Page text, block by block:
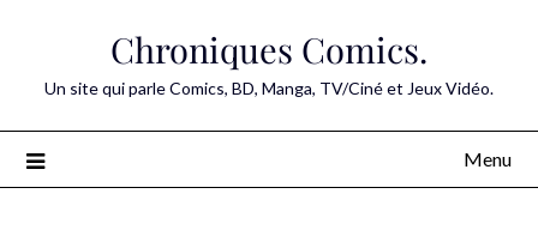
Chroniques Comics.
Un site qui parle Comics, BD, Manga, TV/Ciné et Jeux Vidéo.
Menu